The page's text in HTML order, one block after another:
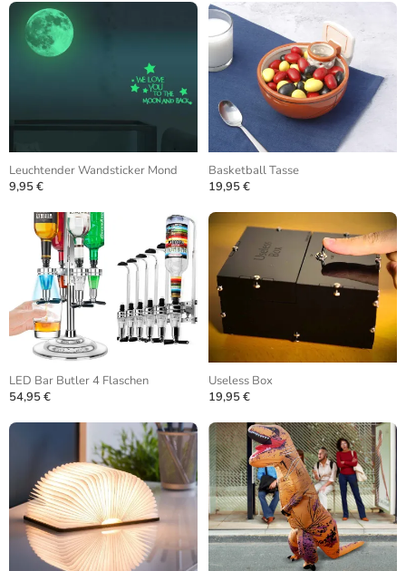
Leuchtender Wandsticker Mond
9,95 €
Basketball Tasse
19,95 €
LED Bar Butler 4 Flaschen
54,95 €
Useless Box
19,95 €